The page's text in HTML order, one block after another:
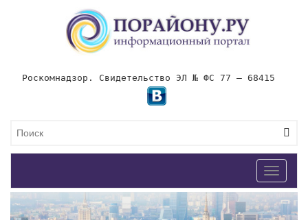
Роскомнадзор. Свидетельство ЭЛ № ФС 77 – 68415
Toggle